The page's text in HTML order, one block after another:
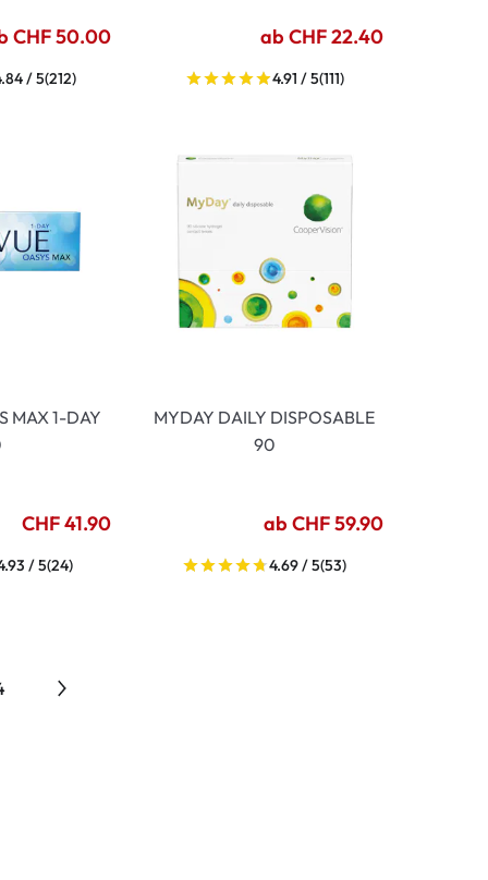
CHF 50.00
/ 5(212)
ab CHF 22.40
4.91 / 5(111)
MAX 1-DAY
CHF 41.90
/ 5(24)
MYDAY DAILY DISPOSABLE
90
ab CHF 59.90
4.69 / 5(53)